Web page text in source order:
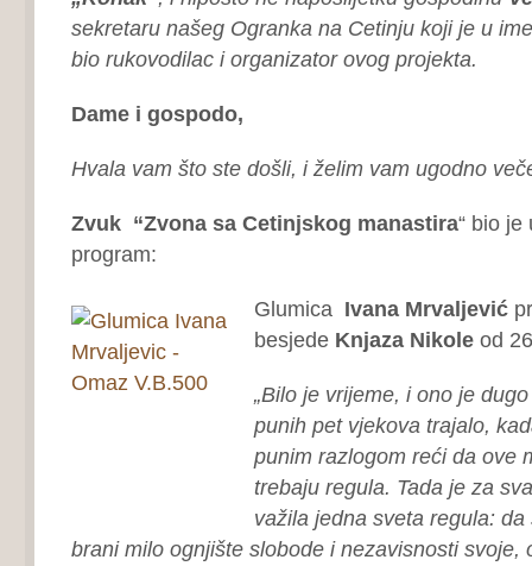
sekretaru našeg Ogranka na Cetinju koji je u
bio rukovodilac i organizator ovog projekta.
Dame i gospodo,
Hvala vam što ste došli, i želim vam ugodno
Zvuk “Zvona sa Cetinjskog manastira“ bio je
program:
Glumica Ivana Mrvaljević
besjede Knjaza Nikoleod
„Bilo je vrijeme, i ono je
punih pet vjekova trajalo,
punim razlogom reći da ove
trebaju regula. Tada je za
važila jedna sveta regula:
brani milo ognjište slobode i nezavisnosti svoje,